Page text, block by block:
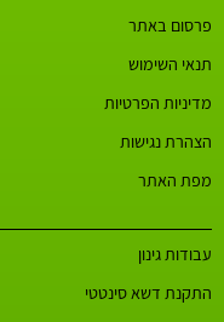
פרסום באתר
תנאי השימוש
מדיניות הפרטיות
הצהרת נגישות
מפת האתר
עבודות גינון
התקנת דשא סינטטי